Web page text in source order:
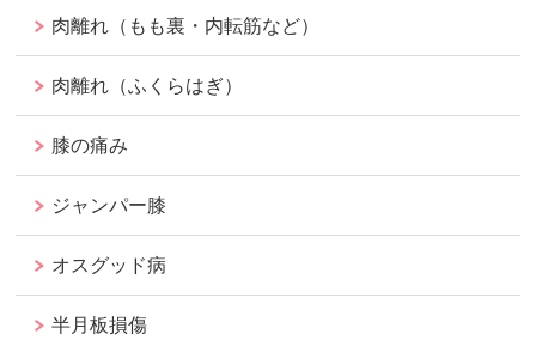
肉離れ（もも裏・内転筋など）
肉離れ（ふくらはぎ）
膝の痛み
ジャンパー膝
オスグッド病
半月板損傷